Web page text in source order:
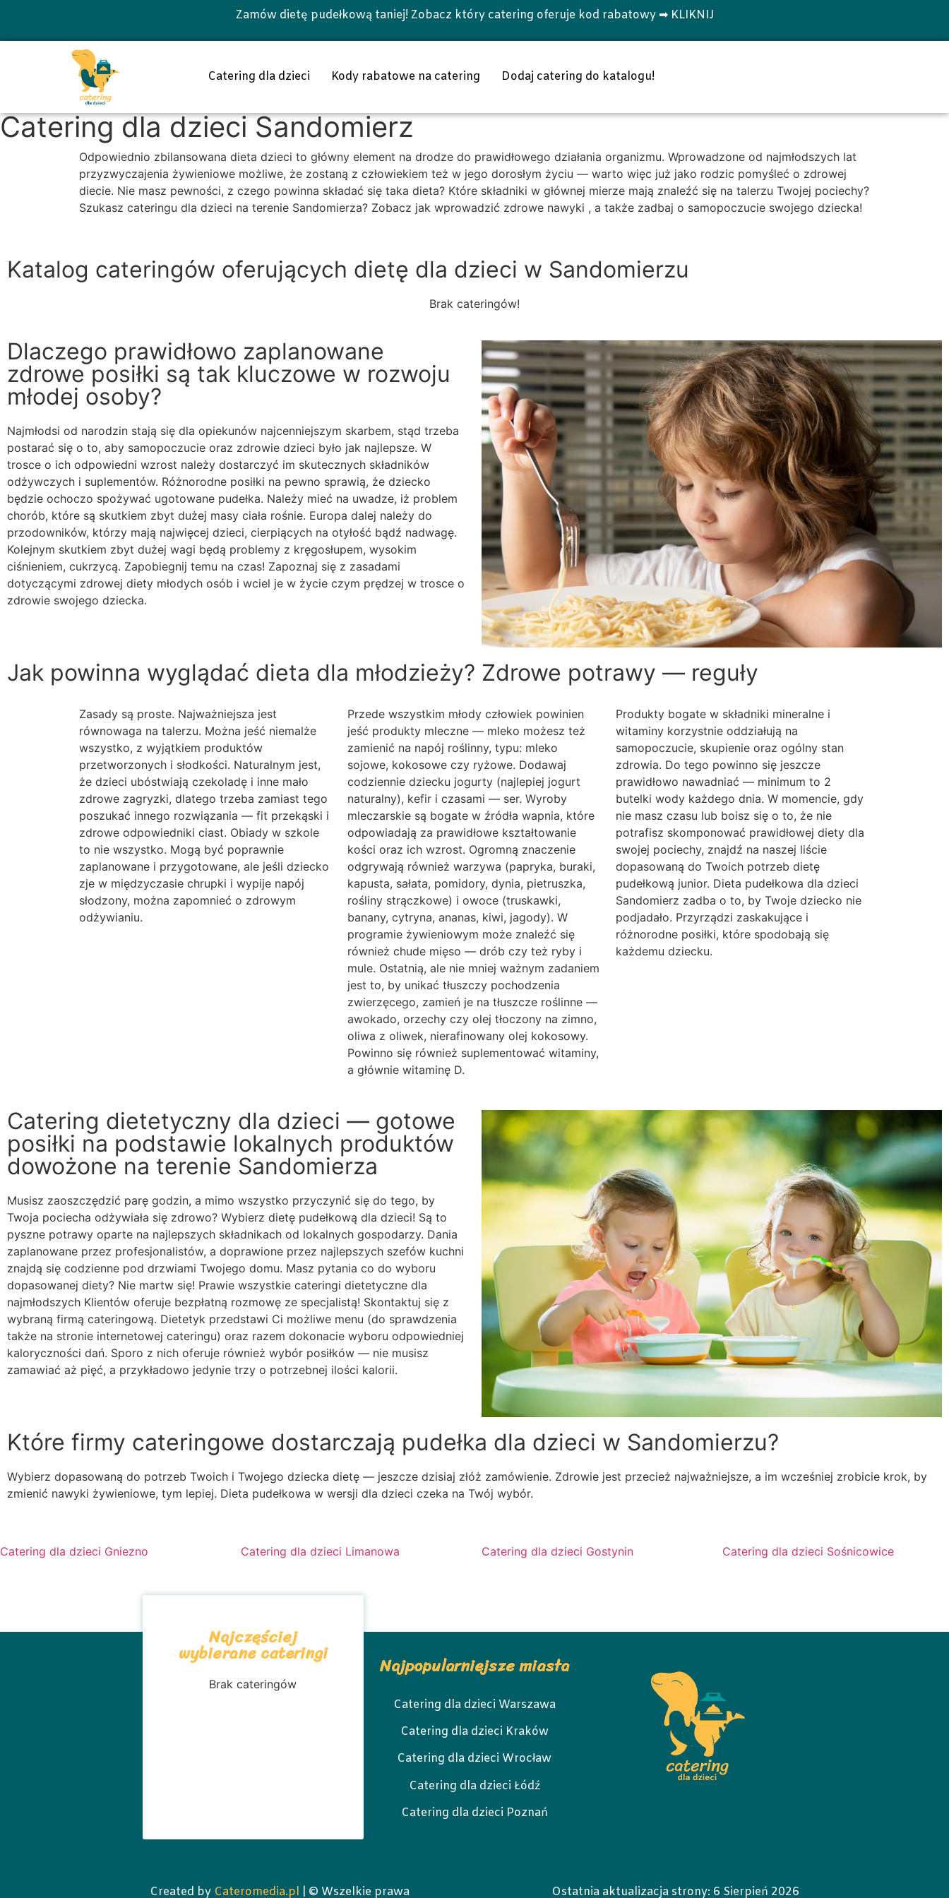
Zamów dietę pudełkową taniej! Zobacz który catering oferuje kod rabatowy ➡ KLIKNIJ
Catering dla dzieci Kody rabatowe na catering Dodaj catering do katalogu!
Catering dla dzieci Sandomierz
Odpowiednio zbilansowana dieta dzieci to główny element na drodze do prawidłowego działania organizmu. Wprowadzone od najmłodszych lat
przyzwyczajenia żywieniowe możliwe, że zostaną z człowiekiem też w jego dorosłym życiu — warto więc już jako rodzic pomyśleć o zdrowej
diecie. Nie masz pewności, z czego powinna składać się taka dieta? Które składniki w głównej mierze mają znaleźć się na talerzu Twojej pociechy?
Szukasz cateringu dla dzieci na terenie Sandomierza? Zobacz jak wprowadzić zdrowe nawyki , a także zadbaj o samopoczucie swojego dziecka!
Katalog cateringów oferujących dietę dla dzieci w Sandomierzu
Brak cateringów!
Dlaczego prawidłowo zaplanowane
zdrowe posiłki są tak kluczowe w rozwoju
młodej osoby?
Najmłodsi od narodzin stają się dla opiekunów najcenniejszym skarbem, stąd trzeba
postarać się o to, aby samopoczucie oraz zdrowie dzieci było jak najlepsze. W
trosce o ich odpowiedni wzrost należy dostarczyć im skutecznych składników
odżywczych i suplementów. Różnorodne posiłki na pewno sprawią, że dziecko
będzie ochoczo spożywać ugotowane pudełka. Należy mieć na uwadze, iż problem
chorób, które są skutkiem zbyt dużej masy ciała rośnie. Europa dalej należy do
przodowników, którzy mają najwięcej dzieci, cierpiących na otyłość bądź nadwagę.
Kolejnym skutkiem zbyt dużej wagi będą problemy z kręgosłupem, wysokim
ciśnieniem, cukrzycą. Zapobiegnij temu na czas! Zapoznaj się z zasadami
dotyczącymi zdrowej diety młodych osób i wciel je w życie czym prędzej w trosce o
zdrowie swojego dziecka.
Jak powinna wyglądać dieta dla młodzieży? Zdrowe potrawy — reguły
Zasady są proste. Najważniejsza jest
równowaga na talerzu. Można jeść niemalże
wszystko, z wyjątkiem produktów
przetworzonych i słodkości. Naturalnym jest,
że dzieci ubóstwiają czekoladę i inne mało
zdrowe zagryzki, dlatego trzeba zamiast tego
poszukać innego rozwiązania — fit przekąski i
zdrowe odpowiedniki ciast. Obiady w szkole
to nie wszystko. Mogą być poprawnie
zaplanowane i przygotowane, ale jeśli dziecko
zje w międzyczasie chrupki i wypije napój
słodzony, można zapomnieć o zdrowym
odżywianiu.
Przede wszystkim młody człowiek powinien
jeść produkty mleczne — mleko możesz też
zamienić na napój roślinny, typu: mleko
sojowe, kokosowe czy ryżowe. Dodawaj
codziennie dziecku jogurty (najlepiej jogurt
naturalny), kefir i czasami — ser. Wyroby
mleczarskie są bogate w źródła wapnia, które
odpowiadają za prawidłowe kształtowanie
kości oraz ich wzrost. Ogromną znaczenie
odgrywają również warzywa (papryka, buraki,
kapusta, sałata, pomidory, dynia, pietruszka,
rośliny strączkowe) i owoce (truskawki,
banany, cytryna, ananas, kiwi, jagody). W
programie żywieniowym może znaleźć się
również chude mięso — drób czy też ryby i
mule. Ostatnią, ale nie mniej ważnym zadaniem
jest to, by unikać tłuszczy pochodzenia
zwierzęcego, zamień je na tłuszcze roślinne —
awokado, orzechy czy olej tłoczony na zimno,
oliwa z oliwek, nierafinowany olej kokosowy.
Powinno się również suplementować witaminy,
a głównie witaminę D.
Produkty bogate w składniki mineralne i
witaminy korzystnie oddziałują na
samopoczucie, skupienie oraz ogólny stan
zdrowia. Do tego powinno się jeszcze
prawidłowo nawadniać — minimum to 2
butelki wody każdego dnia. W momencie, gdy
nie masz czasu lub boisz się o to, że nie
potrafisz skomponować prawidłowej diety dla
swojej pociechy, znajdź na naszej liście
dopasowaną do Twoich potrzeb dietę
pudełkową junior. Dieta pudełkowa dla dzieci
Sandomierz zadba o to, by Twoje dziecko nie
podjadało. Przyrządzi zaskakujące i
różnorodne posiłki, które spodobają się
każdemu dziecku.
Catering dietetyczny dla dzieci — gotowe
posiłki na podstawie lokalnych produktów
dowożone na terenie Sandomierza
Musisz zaoszczędzić parę godzin, a mimo wszystko przyczynić się do tego, by
Twoja pociecha odżywiała się zdrowo? Wybierz dietę pudełkową dla dzieci! Są to
pyszne potrawy oparte na najlepszych składnikach od lokalnych gospodarzy. Dania
zaplanowane przez profesjonalistów, a doprawione przez najlepszych szefów kuchni
znajdą się codzienne pod drzwiami Twojego domu. Masz pytania co do wyboru
dopasowanej diety? Nie martw się! Prawie wszystkie cateringi dietetyczne dla
najmłodszych Klientów oferuje bezpłatną rozmowę ze specjalistą! Skontaktuj się z
wybraną firmą cateringową. Dietetyk przedstawi Ci możliwe menu (do sprawdzenia
także na stronie internetowej cateringu) oraz razem dokonacie wyboru odpowiedniej
kaloryczności dań. Sporo z nich oferuje również wybór posiłków — nie musisz
zamawiać aż pięć, a przykładowo jedynie trzy o potrzebnej ilości kalorii.
Które firmy cateringowe dostarczają pudełka dla dzieci w Sandomierzu?
Wybierz dopasowaną do potrzeb Twoich i Twojego dziecka dietę — jeszcze dzisiaj złóż zamówienie. Zdrowie jest przecież najważniejsze, a im wcześniej zrobicie krok, by
zmienić nawyki żywieniowe, tym lepiej. Dieta pudełkowa w wersji dla dzieci czeka na Twój wybór.
Catering dla dzieci Gniezno Catering dla dzieci Limanowa Catering dla dzieci Gostynin Catering dla dzieci Sośnicowice
Najczęściej
wybierane cateringi
Brak cateringów
Najpopularniejsze miasta
Catering dla dzieci Warszawa
Catering dla dzieci Kraków
Catering dla dzieci Wrocław
Catering dla dzieci Łódź
Catering dla dzieci Poznań
Created by Cateromedia.pl | © Wszelkie prawa Ostatnia aktualizacja strony: 6 Sierpień 2026